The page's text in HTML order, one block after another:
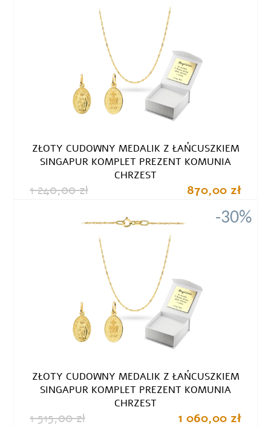
ZŁOTY CUDOWNY MEDALIK Z ŁAŃCUSZKIEM
SINGAPUR KOMPLET PREZENT KOMUNIA
CHRZEST
1 240,00 zł 870,00 zł
-30%
ZŁOTY CUDOWNY MEDALIK Z ŁAŃCUSZKIEM
SINGAPUR KOMPLET PREZENT KOMUNIA
CHRZEST
1 515,00 zł 1 060,00 zł